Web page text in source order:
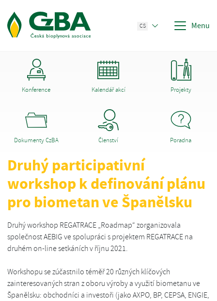
CS Menu
Konference Kalendář akcí Projekty
Dokumenty CzBA Členství Poradna
Druhý participativní
workshop k definování plánu
pro biometan ve Španělsku
Druhý workshop REGATRACE „Roadmap“ zorganizovala
společnost AEBIG ve spolupráci s projektem REGATRACE na
druhém on-line setkáních v říjnu 2021.
Workshopu se zúčastnilo téměř 20 různých klíčových
zainteresovaných stran z oboru výroby a využití biometanu ve
Španělsku: obchodníci a investoři (jako AXPO, BP, CEPSA, ENGIE,